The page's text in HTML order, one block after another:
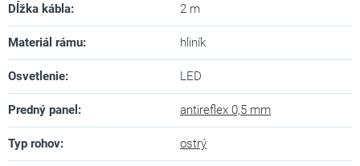
Dĺžka kábla: 2 m
Materiál rámu: hliník
Osvetlenie: LED
Predný panel : antireflex 0,5 mm
Typ rohov: ostrý